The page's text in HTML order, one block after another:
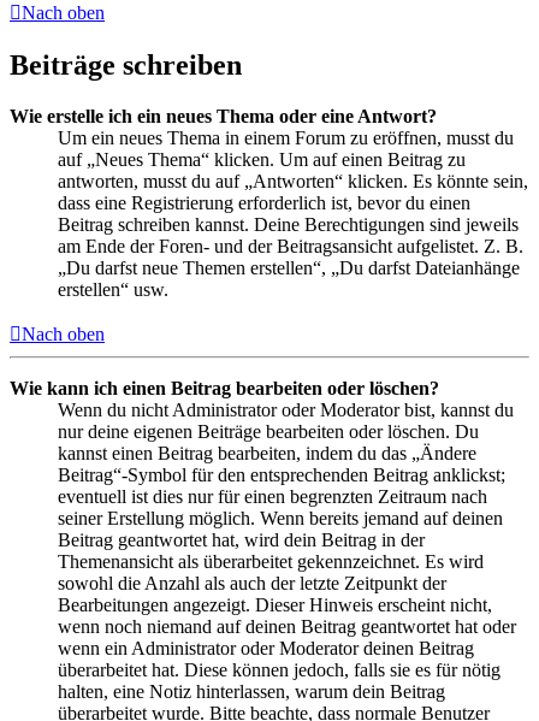
Nach oben
Beiträge schreiben
Wie erstelle ich ein neues Thema oder eine Antwort?
Um ein neues Thema in einem Forum zu eröffnen, musst du
auf „Neues Thema“ klicken. Um auf einen Beitrag zu
antworten, musst du auf „Antworten“ klicken. Es könnte sein,
dass eine Registrierung erforderlich ist, bevor du einen
Beitrag schreiben kannst. Deine Berechtigungen sind jeweils
am Ende der Foren- und der Beitragsansicht aufgelistet. Z. B.
„Du darfst neue Themen erstellen“, „Du darfst Dateianhänge
erstellen“ usw.
Nach oben
Wie kann ich einen Beitrag bearbeiten oder löschen?
Wenn du nicht Administrator oder Moderator bist, kannst du
nur deine eigenen Beiträge bearbeiten oder löschen. Du
kannst einen Beitrag bearbeiten, indem du das „Ändere
Beitrag“-Symbol für den entsprechenden Beitrag anklickst;
eventuell ist dies nur für einen begrenzten Zeitraum nach
seiner Erstellung möglich. Wenn bereits jemand auf deinen
Beitrag geantwortet hat, wird dein Beitrag in der
Themenansicht als überarbeitet gekennzeichnet. Es wird
sowohl die Anzahl als auch der letzte Zeitpunkt der
Bearbeitungen angezeigt. Dieser Hinweis erscheint nicht,
wenn noch niemand auf deinen Beitrag geantwortet hat oder
wenn ein Administrator oder Moderator deinen Beitrag
überarbeitet hat. Diese können jedoch, falls sie es für nötig
halten, eine Notiz hinterlassen, warum dein Beitrag
überarbeitet wurde. Bitte beachte, dass normale Benutzer